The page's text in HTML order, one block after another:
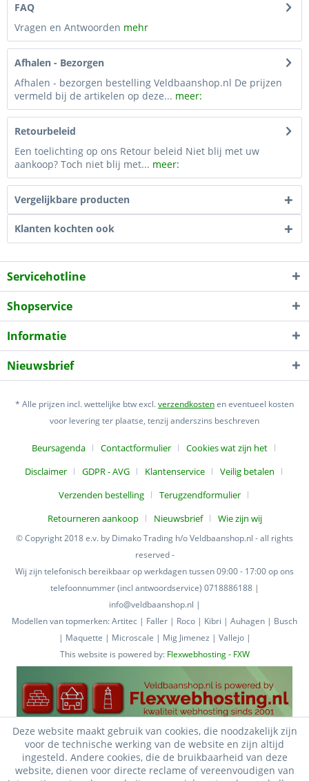
FAQ
Vragen en Antwoorden mehr
Afhalen - Bezorgen
Afhalen - bezorgen bestelling Veldbaanshop.nl De prijzen
vermeld bij de artikelen op deze... meer:
Retourbeleid
Een toelichting op ons Retour beleid Niet blij met uw
aankoop? Toch niet blij met... meer:
Vergelijkbare producten
Klanten kochten ook
Servicehotline
Shopservice
Informatie
Nieuwsbrief
* Alle prijzen incl. wettelijke btw excl.verzendkostenen eventueel kosten
voor levering ter plaatse, tenzij anderszins beschreven
Beursagenda Contactformulier
Cookies wat zijn het
Disclaimer
GDPR - AVG Klantenservice
Veilig betalen
Verzenden bestelling
Terugzendformulier
Retourneren aankoop
Nieuwsbrief Wie zijn wij
© Copyright 2018 e.v. by Dimako Trading h/o Veldbaanshop.nl - all rights
reserved -
Wij zijn telefonisch bereikbaar op werkdagen tussen 09:00 - 17:00 op ons
telefoonnummer (incl antwoordservice) 0718886188 |
info@veldbaanshop.nl |
Modellen van topmerken: Artitec | Faller | Roco | Kibri | Auhagen | Busch
| Maquette | Microscale | Mig Jimenez | Vallejo |
This website is powered by: Flexwebhosting - FXW
Deze website maakt gebruik van cookies, die noodzakelijk zijn
voor de technische werking van de website en zijn altijd
ingesteld. Andere cookies, die de bruikbaarheid van deze
website, dienen voor directe reclame of vereenvoudigen van